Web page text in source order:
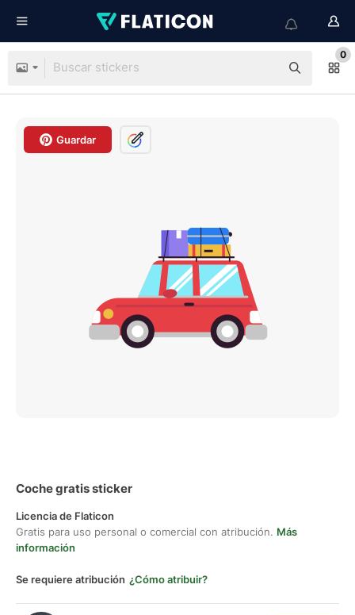
0
Guardar
Coche gratis sticker
Licencia de Flaticon
Gratis para uso personal o comercial con atribución. Más
información
Se requiere atribución ¿Cómo atribuir?